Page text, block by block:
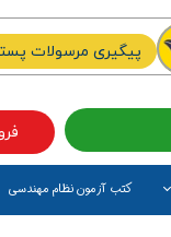
کتب آزمون نظام مهندسی
پیگیری مرسولات